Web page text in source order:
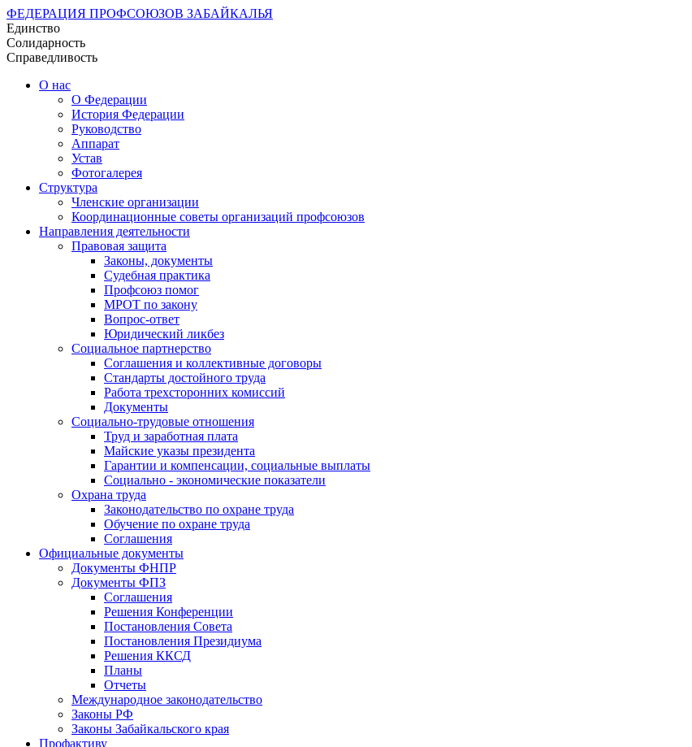
ФЕДЕРАЦИЯ ПРОФСОЮЗОВ ЗАБАЙКАЛЬЯ
Единство
Солидарность
Справедливость
О нас
О Федерации
История Федерации
Руководство
Аппарат
Устав
Фотогалерея
Структура
Членские организации
Координационные советы организаций профсоюзов
Направления деятельности
Правовая защита
Законы, документы
Судебная практика
Профсоюз помог
МРОТ по закону
Вопрос-ответ
Юридический ликбез
Социальное партнерство
Соглашения и коллективные договоры
Стандарты достойного труда
Работа трехсторонних комиссий
Документы
Социально-трудовые отношения
Труд и заработная плата
Майские указы президента
Гарантии и компенсации, социальные выплаты
Социально - экономические показатели
Охрана труда
Законодательство по охране труда
Обучение по охране труда
Соглашения
Официальные документы
Документы ФНПР
Документы ФПЗ
Соглашения
Решения Конференции
Постановления Совета
Постановления Президиума
Решения ККСД
Планы
Отчеты
Международное законодательство
Законы РФ
Законы Забайкальского края
Профактиву